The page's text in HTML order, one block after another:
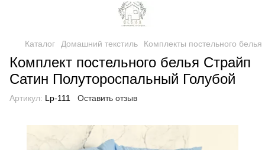
Каталог Домашний текстиль Комплекты постельного белья
Комплект постельного белья Страйп
Сатин Полутороспальный Голубой
Артикул: Lp-111 Оставить отзыв